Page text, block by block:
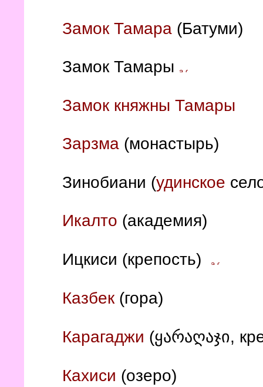
Замок Тамара (Батуми)
Замок Тамары
Замок княжны Тамары
Зарзма (монастырь)
Зинобиани (удинское
Икалто (академия)
Ицкиси (крепость)
Казбек (гора)
Карагаджи (ყარაღაჯი,
Кахиси (озеро)